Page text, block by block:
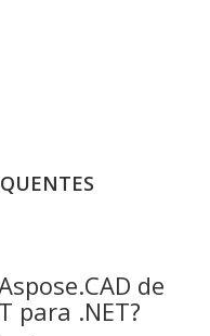
de
para .NET?